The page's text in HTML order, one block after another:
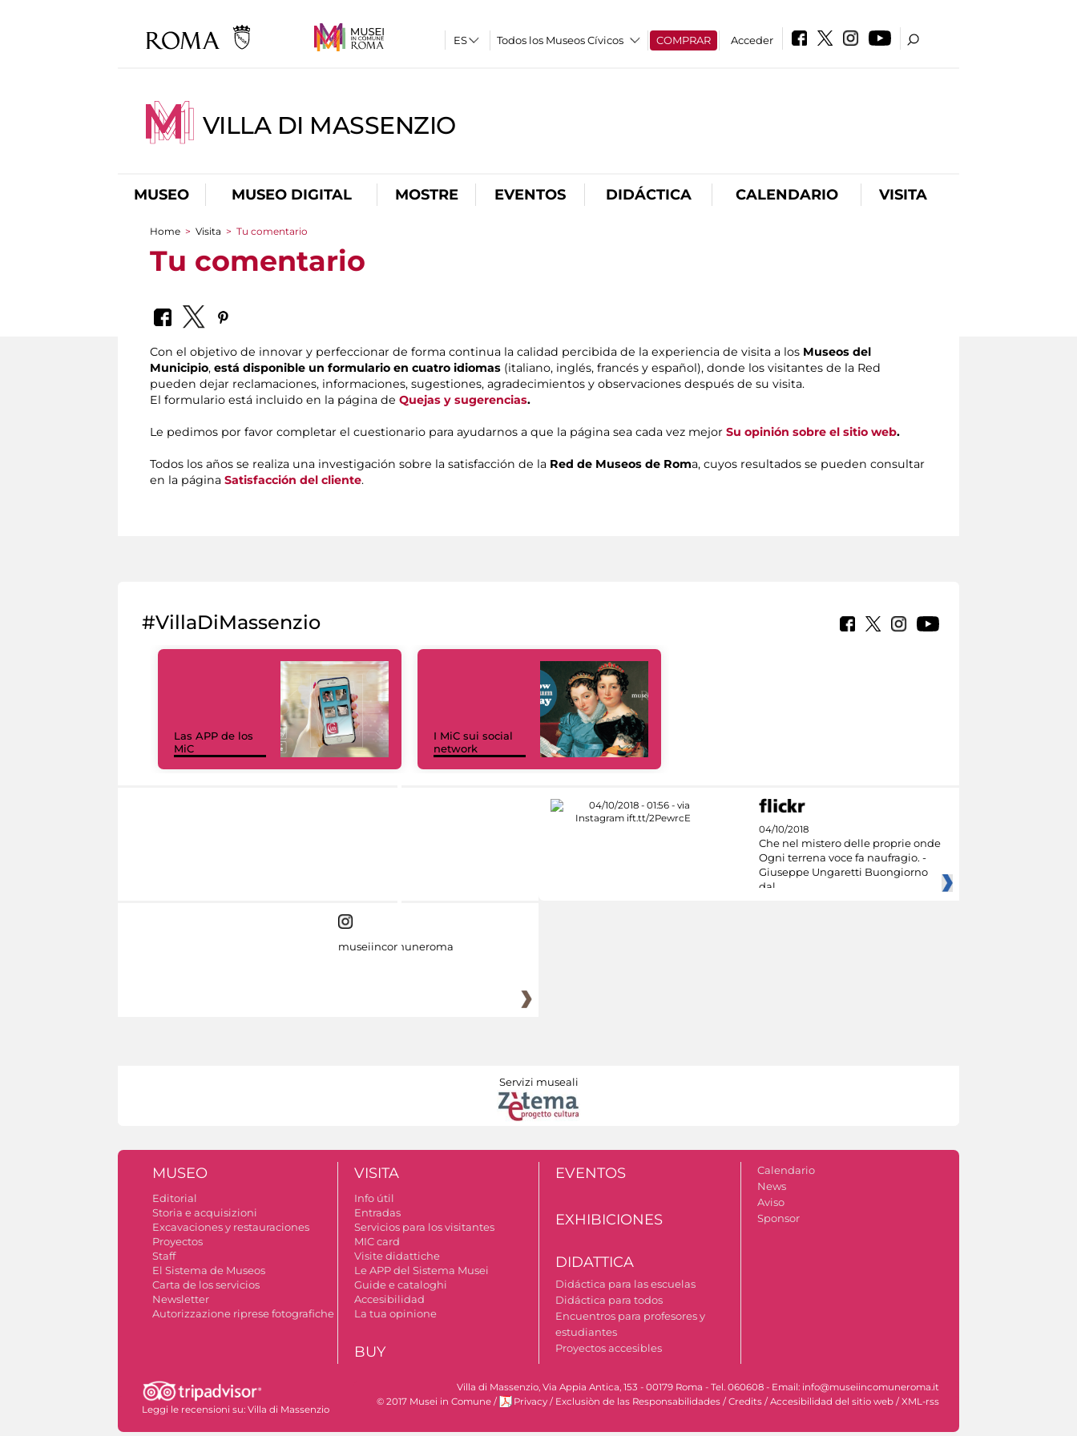
Todos los Museos Cívicos COMPRAR Acceder
VILLA DI MASSENZIO
MUSEO MUSEO DIGITAL MOSTRE EVENTOS DIDÁCTICA CALENDARIO VISITA
You are here
Home > Visita > Tu comentario
Tu comentario
Con el objetivo de innovar y perfeccionar de forma continua la calidad percibida de la experiencia de visita a los Museos del
Municipio, está disponible un formulario en cuatro idiomas (italiano, inglés, francés y español), donde los visitantes de la Red
pueden dejar reclamaciones, informaciones, sugestiones, agradecimientos y observaciones después de su visita.
El formulario está incluido en la página de Quejas y sugerencias.
Le pedimos por favor completar el cuestionario para ayudarnos a que la página sea cada vez mejor Su opinión sobre el sitio web.
Todos los años se realiza una investigación sobre la satisfacción de la Red de Museos de Roma, cuyos resultados se pueden consultar
en la página Satisfacción del cliente.
#VillaDiMassenzio
Las APP de los
MiC
I MiC sui social
network
04/10/2018
Che nel mistero delle proprie onde
Ogni terrena voce fa naufragio. -
Giuseppe Ungaretti Buongiorno
dal
museiincomuneroma
Servizi museali
MUSEO
Editorial
Storia e acquisizioni
Excavaciones y restauraciones
Proyectos
Staff
El Sistema de Museos
Carta de los servicios
Newsletter
Autorizzazione riprese fotografiche
VISITA
Info útil
Entradas
Servicios para los visitantes
MIC card
Visite didattiche
Le APP del Sistema Musei
Guide e cataloghi
Accesibilidad
La tua opinione
BUY
EVENTOS
EXHIBICIONES
DIDATTICA
Didáctica para las escuelas
Didáctica para todos
Encuentros para profesores y
estudiantes
Proyectos accesibles
Calendario
News
Aviso
Sponsor
Leggi le recensioni su: Villa di Massenzio
Villa di Massenzio, Via Appia Antica, 153 - 00179 Roma - Tel. 060608 - Email: info@museiincomuneroma.it
© 2017 Musei in Comune / Privacy / Exclusiòn de las Responsabilidades /Credits /Accesibilidad del sitio web /XML-rss